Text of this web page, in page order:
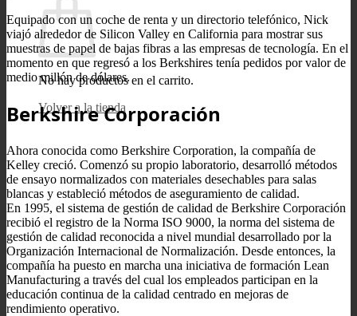
No hay productos en el carrito.
Volver a la tienda
Equipado con un coche de renta y un directorio telefónico, Nick
viajó alrededor de Silicon Valley en California para mostrar sus
muestras de papel de bajas fibras a las empresas de tecnología. En el
momento en que regresó a los Berkshires tenía pedidos por valor de
medio millón de dólares.
Berkshire Corporación
Ahora conocida como Berkshire Corporation, la compañía de
Kelley creció. Comenzó su propio laboratorio, desarrolló métodos
de ensayo normalizados con materiales desechables para salas
blancas y estableció métodos de aseguramiento de calidad.
En 1995, el sistema de gestión de calidad de Berkshire Corporación
recibió el registro de la Norma ISO 9000, la norma del sistema de
gestión de calidad reconocida a nivel mundial desarrollado por la
Organización Internacional de Normalización. Desde entonces, la
compañía ha puesto en marcha una iniciativa de formación Lean
Manufacturing a través del cual los empleados participan en la
educación continua de la calidad centrado en mejoras de
rendimiento operativo.